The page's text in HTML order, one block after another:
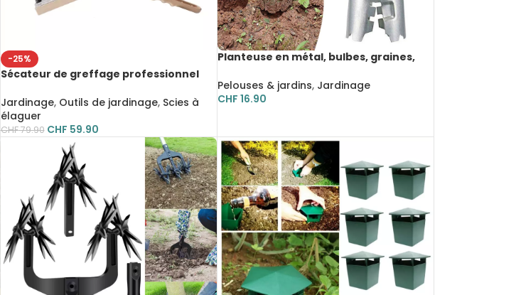
-25%
Sécateur de greffage professionnel
d’aluminium, outil de coupe précis pour
greffes et élagage des arbres fruitiers
Jardinage, Outils de jardinage, Scies à
élaguer
CHF79.90 CHF 59.90
Planteuse en métal, bulbes, graines,
profondeur
Pelouses & jardins, Jardinage
CHF 16.90